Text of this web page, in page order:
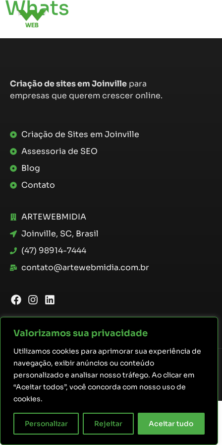
Valorizamos sua privacidade
Utilizamos cookies para aprimorar sua experiência de
navegação, exibir anúncios ou conteúdo
personalizado e analisar nosso tráfego. Ao clicar em
“Aceitar todos”, você concorda com nosso uso de
cookies.
Personalizar Rejeitar Aceitar tudo
Whats
Criação de sites em Joinville para
empresas que querem crescer online.
Criação de Sites em Joinville
Assessoria de SEO
Blog
Contato
ARTEWEBMIDIA
Joinville, SC, Brasil
(47) 98914-7444
contato@artewebmidia.com.br
ARTEWEBMIDIA 2026 - Todos os direitos
reservados